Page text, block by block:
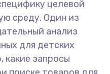
целевой
среду. Один из
анализ
для детских
какие запросы